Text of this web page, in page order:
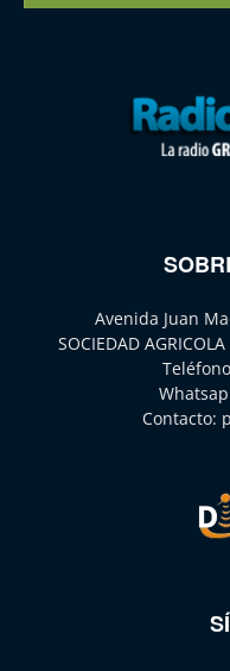
Avenida Juan
SOCIEDAD
Contacto: